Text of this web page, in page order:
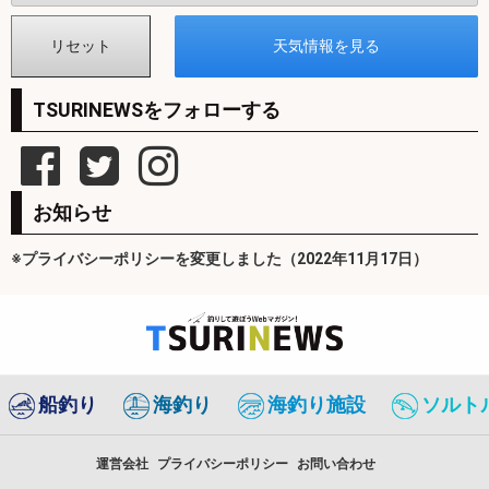
TSURINEWSをフォローする
お知らせ
※プライバシーポリシーを変更しました（2022年11月17日）
船釣り 海釣り 海釣り施設 ソルト
運営会社 プライバシーポリシー お問い合わせ